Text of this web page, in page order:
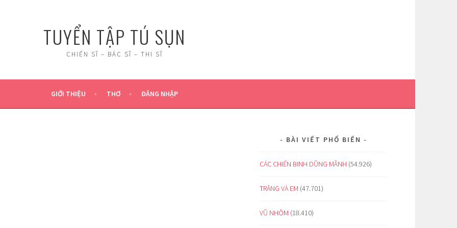
TUYỂN TẬP TÚ SỤN
CHIẾN SĨ – BÁC SĨ – THI SĨ
GIỚI THIỆU THƠ ĐĂNG NHẬP
BÀI VIẾT PHỔ BIẾN
CÁC CHIẾN BINH DŨNG MÃNH (54.926)
TRĂNG VÀ EM (47.701)
VŨ NHÔM (18.410)